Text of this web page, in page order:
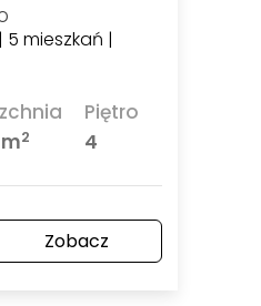
mieszkań |
2
Piętro
4
Zobacz